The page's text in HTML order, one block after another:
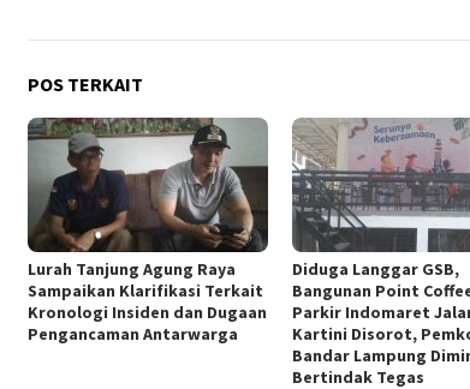
POS TERKAIT
Lurah Tanjung Agung Raya
Sampaikan Klarifikasi Terkait
Kronologi Insiden dan Dugaan
Pengancaman Antarwarga
Diduga Langgar GSB,
Bangunan Point
Parkir Indomaret
Kartini Disorot,
Bandar Lampung
Bertindak Tegas